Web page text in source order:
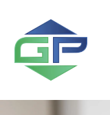
вмісту